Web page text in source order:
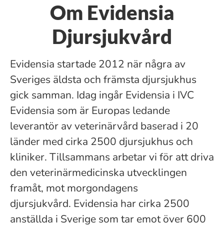
Om Evidensia
Djursjukvård
Evidensia startade 2012 när några av
Sveriges äldsta och främsta djursjukhus
gick samman. Idag ingår Evidensia i IVC
Evidensia som är Europas ledande
leverantör av veterinärvård baserad i 20
länder med cirka 2500 djursjukhus och
kliniker. Tillsammans arbetar vi för att driva
den veterinärmedicinska utvecklingen
framåt, mot morgondagens
djursjukvård. Evidensia har cirka 2500
anställda i Sverige som tar emot över 600